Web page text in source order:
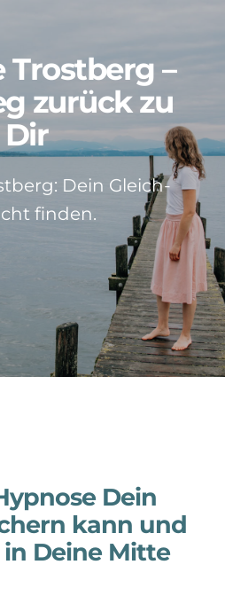
mich
Trostberg –
zurück zu
Dir
Dein Gleich-
finden.
Dein
kann und
Deine Mitte